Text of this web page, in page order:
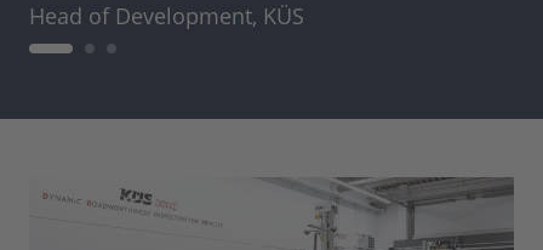
Head of Development, KÜS